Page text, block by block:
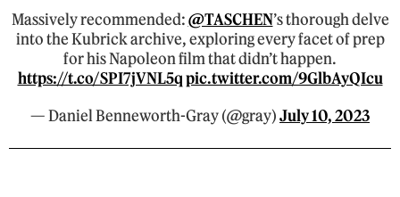
Massively recommended:@TASCHEN’s thorough delve
into the Kubrick archive, exploring every facet of prep
for his Napoleon film that didn’t happen.
https://t.co/SPI7jVNL5qpic.twitter.com/9GlbAyQIcu
— Daniel Benneworth-Gray (@gray)July 10, 2023